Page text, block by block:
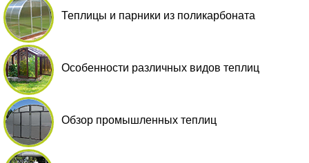
Теплицы и парники из поликарбоната
Особенности различных видов теплиц
Обзор промышленных теплиц